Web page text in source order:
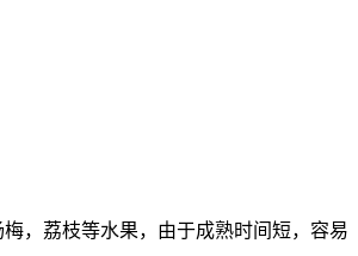
，荔枝等水果，由于成熟时间短，容易